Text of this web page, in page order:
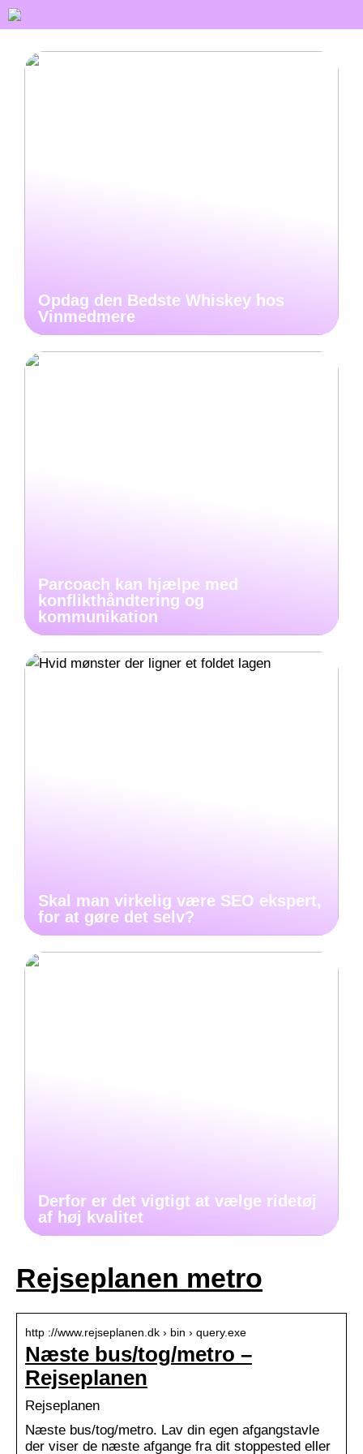
Opdag den Bedste Whiskey hos
Vinmedmere
Parcoach kan hjælpe med
konflikthåndtering og
kommunikation
Skal man virkelig være SEO ekspert,
for at gøre det selv?
Derfor er det vigtigt at vælge ridetøj
af høj kvalitet
Rejseplanen metro
http ://www.rejseplanen.dk › bin › query.exe
Næste bus/tog/metro –
Rejseplanen
Rejseplanen
Næste bus/tog/metro. Lav din egen afgangstavle
der viser de næste afgange fra dit stoppested eller